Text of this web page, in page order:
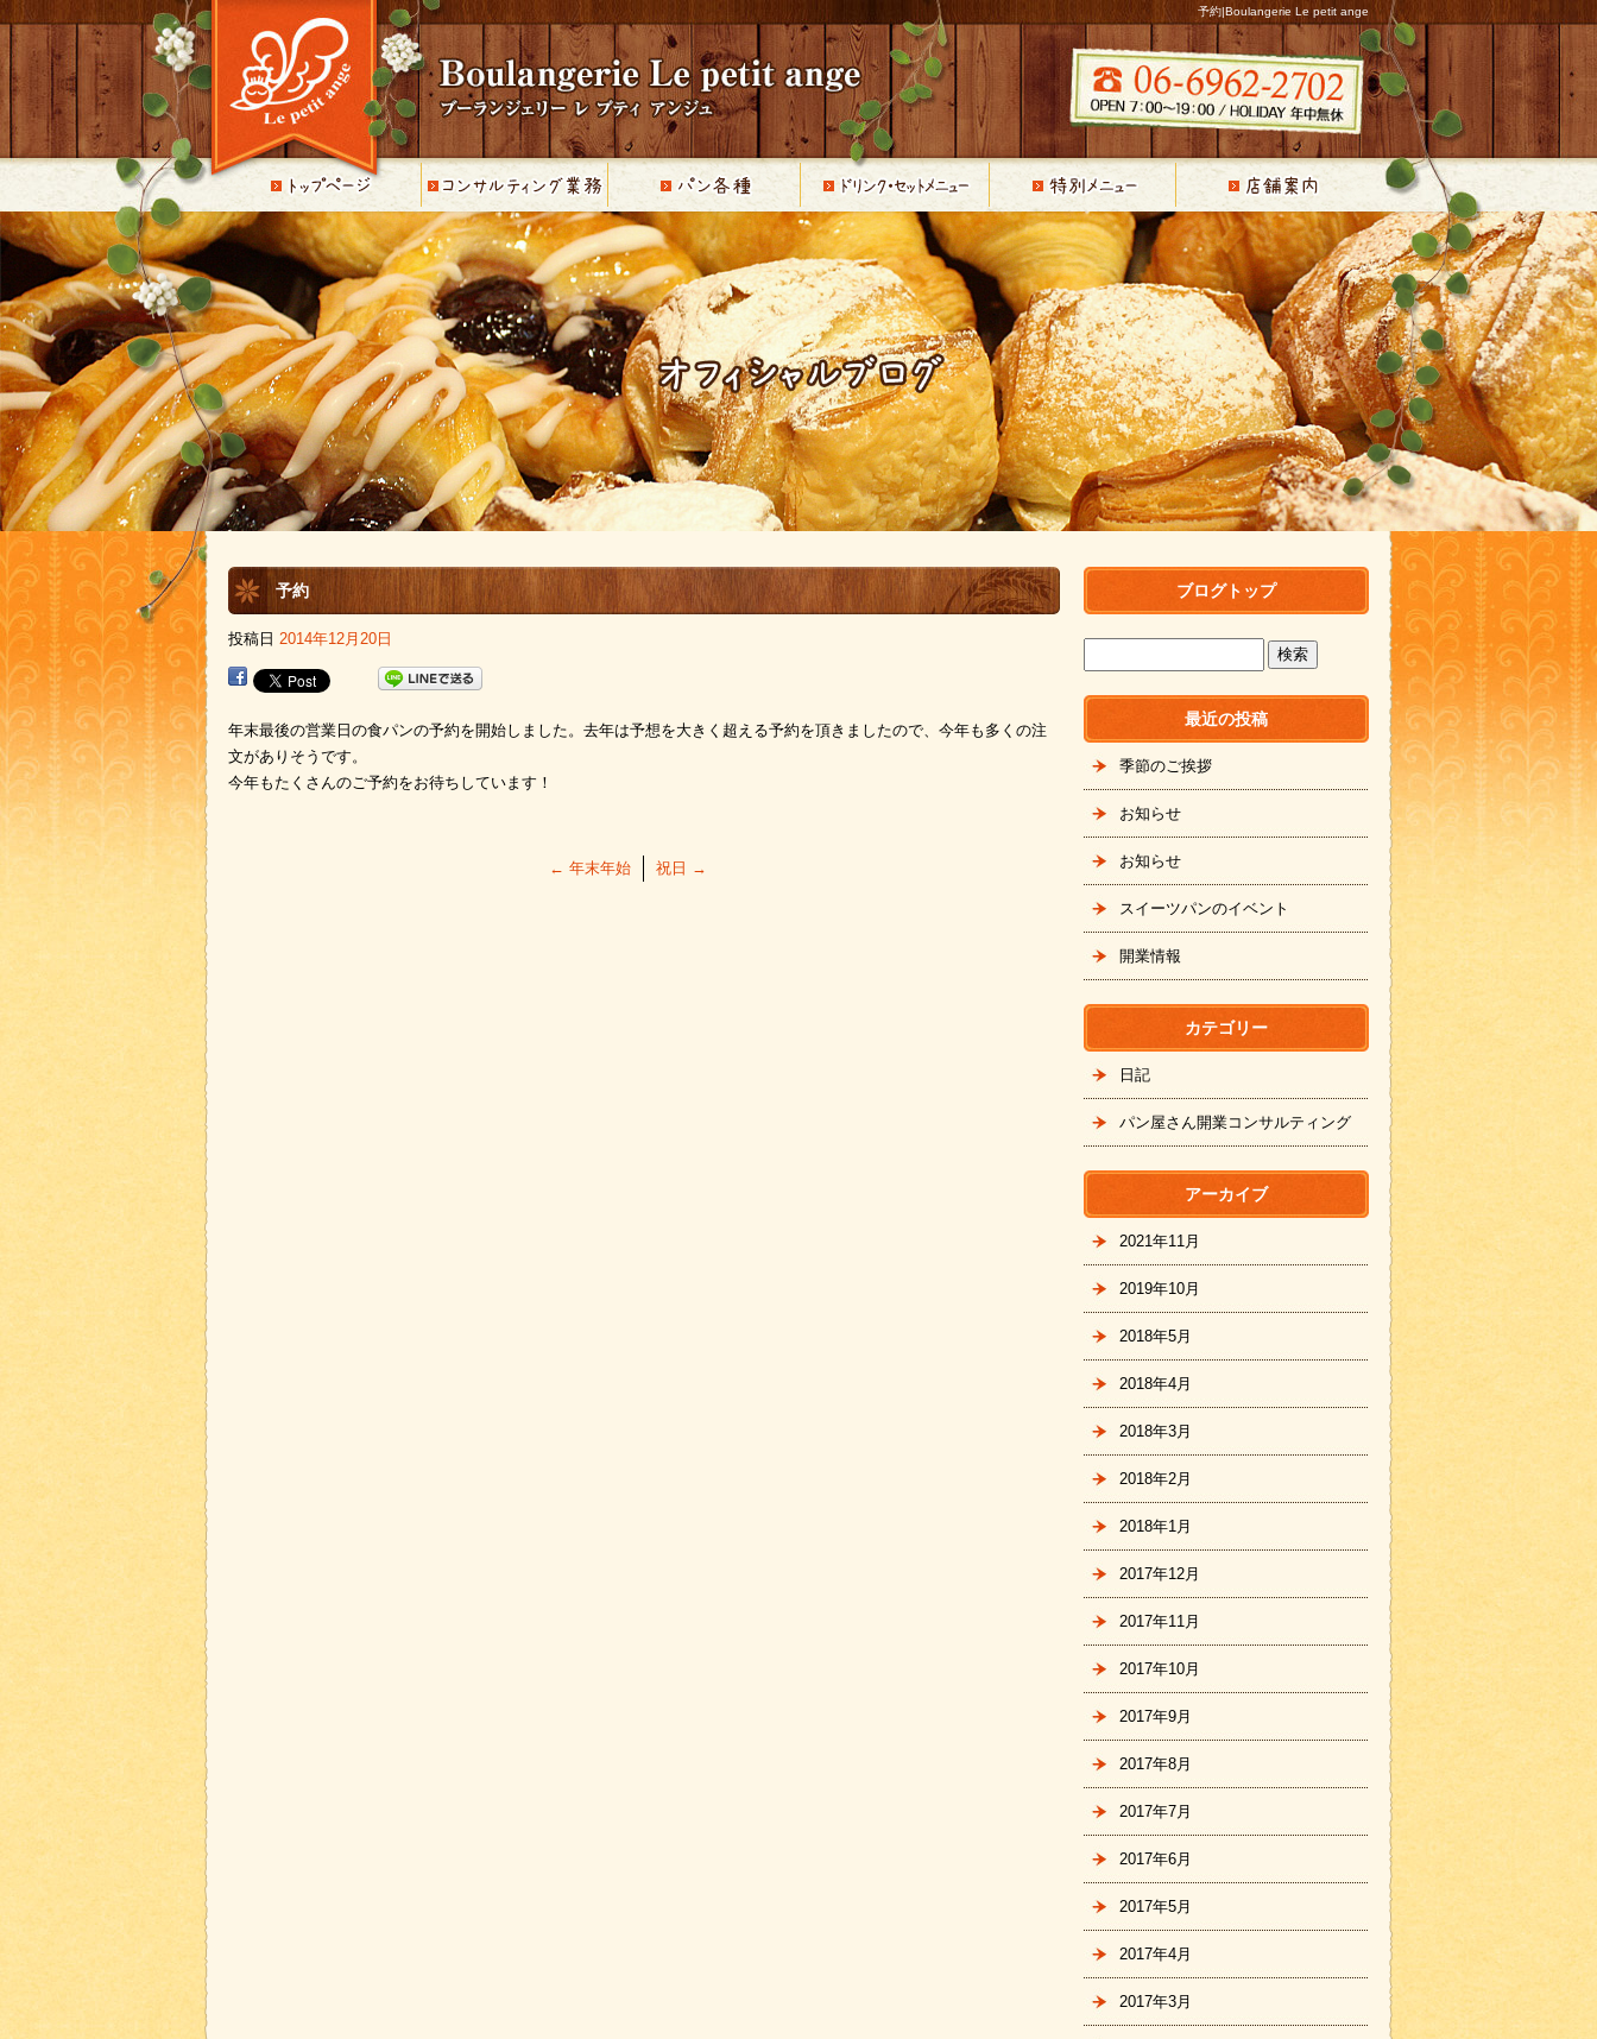
予約|Boulangerie Le petit ange
予約
投稿日 2014年12月20日
年末最後の営業日の食パンの予約を開始しました。去年は予想を大きく超える予約を頂きましたので、今年も多くの注
文がありそうです。
今年もたくさんのご予約をお待ちしています！
← 年末年始 祝日 →
ブログトップ
最近の投稿
季節のご挨拶
お知らせ
お知らせ
スイーツパンのイベント
開業情報
カテゴリー
日記
パン屋さん開業コンサルティング
アーカイブ
2021年11月
2019年10月
2018年5月
2018年4月
2018年3月
2018年2月
2018年1月
2017年12月
2017年11月
2017年10月
2017年9月
2017年8月
2017年7月
2017年6月
2017年5月
2017年4月
2017年3月